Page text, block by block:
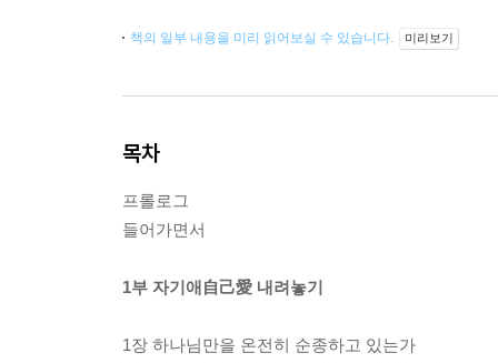
책의 일부 내용을 미리 읽어보실 수 있습니다. 미리보기
목차
프롤로그
들어가면서
1부 자기애自己愛 내려놓기
1장 하나님만을 온전히 순종하고 있는가